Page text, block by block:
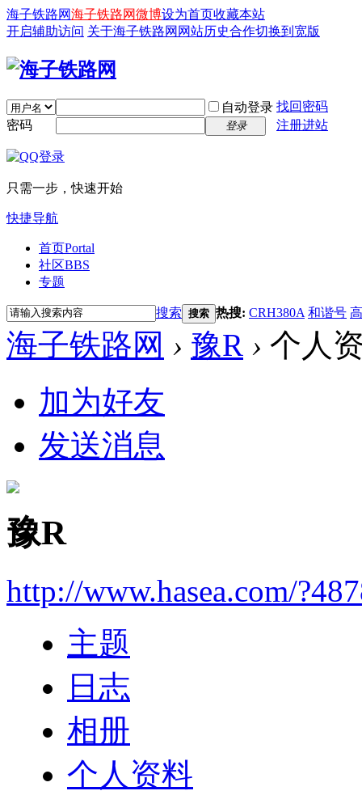
海子铁路网海子铁路网微博设为首页收藏本站
开启辅助访问 关于海子铁路网 网站历史合作切换到宽版
自动登录 找回密码
密码
登录 注册进站
只需一步，快速开始
快捷导航
首页Portal
社区BBS
专题
搜索 搜索 热搜: CRH380A 和谐号
海子铁路网 › 豫R › 个人
加为好友
发送消息
豫R
http://www.hasea.com/
主题
日志
相册
个人资料